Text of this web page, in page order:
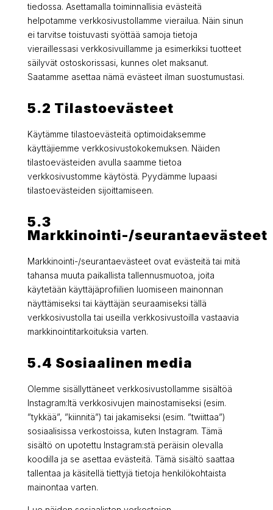
tiedossa. Asettamalla toiminnallisia evästeitä
helpotamme verkkosivustollamme vierailua. Näin sinun
ei tarvitse toistuvasti syöttää samoja tietoja
vieraillessasi verkkosivuillamme ja esimerkiksi tuotteet
säilyvät ostoskorissasi, kunnes olet maksanut.
Saatamme asettaa nämä evästeet ilman suostumustasi.
5.2 Tilastoevästeet
Käytämme tilastoevästeitä optimoidaksemme
käyttäjiemme verkkosivustokokemuksen. Näiden
tilastoevästeiden avulla saamme tietoa
verkkosivustomme käytöstä. Pyydämme lupaasi
tilastoevästeiden sijoittamiseen.
5.3
Markkinointi-/seurantaevästeet
Markkinointi-/seurantaevästeet ovat evästeitä tai mitä
tahansa muuta paikallista tallennusmuotoa, joita
käytetään käyttäjäprofiilien luomiseen mainonnan
näyttämiseksi tai käyttäjän seuraamiseksi tällä
verkkosivustolla tai useilla verkkosivustoilla vastaavia
markkinointitarkoituksia varten.
5.4 Sosiaalinen media
Olemme sisällyttäneet verkkosivustollamme sisältöä
Instagram:ltä verkkosivujen mainostamiseksi (esim.
”tykkää”, ”kiinnitä”) tai jakamiseksi (esim. ”twiittaa”)
sosiaalisissa verkostoissa, kuten Instagram. Tämä
sisältö on upotettu Instagram:stä peräisin olevalla
koodilla ja se asettaa evästeitä. Tämä sisältö saattaa
tallentaa ja käsitellä tiettyjä tietoja henkilökohtaista
mainontaa varten.